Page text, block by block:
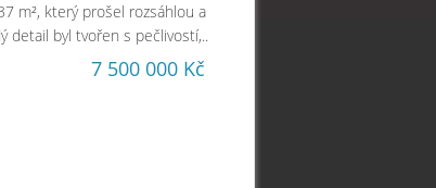
m², který prošel rozsáhlou a
detail byl tvořen s pečlivostí,..
7 500 000 Kč